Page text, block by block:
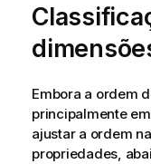
i
v
a
Embora a ordem
principalmente em
ajustar a ordem
propriedades,